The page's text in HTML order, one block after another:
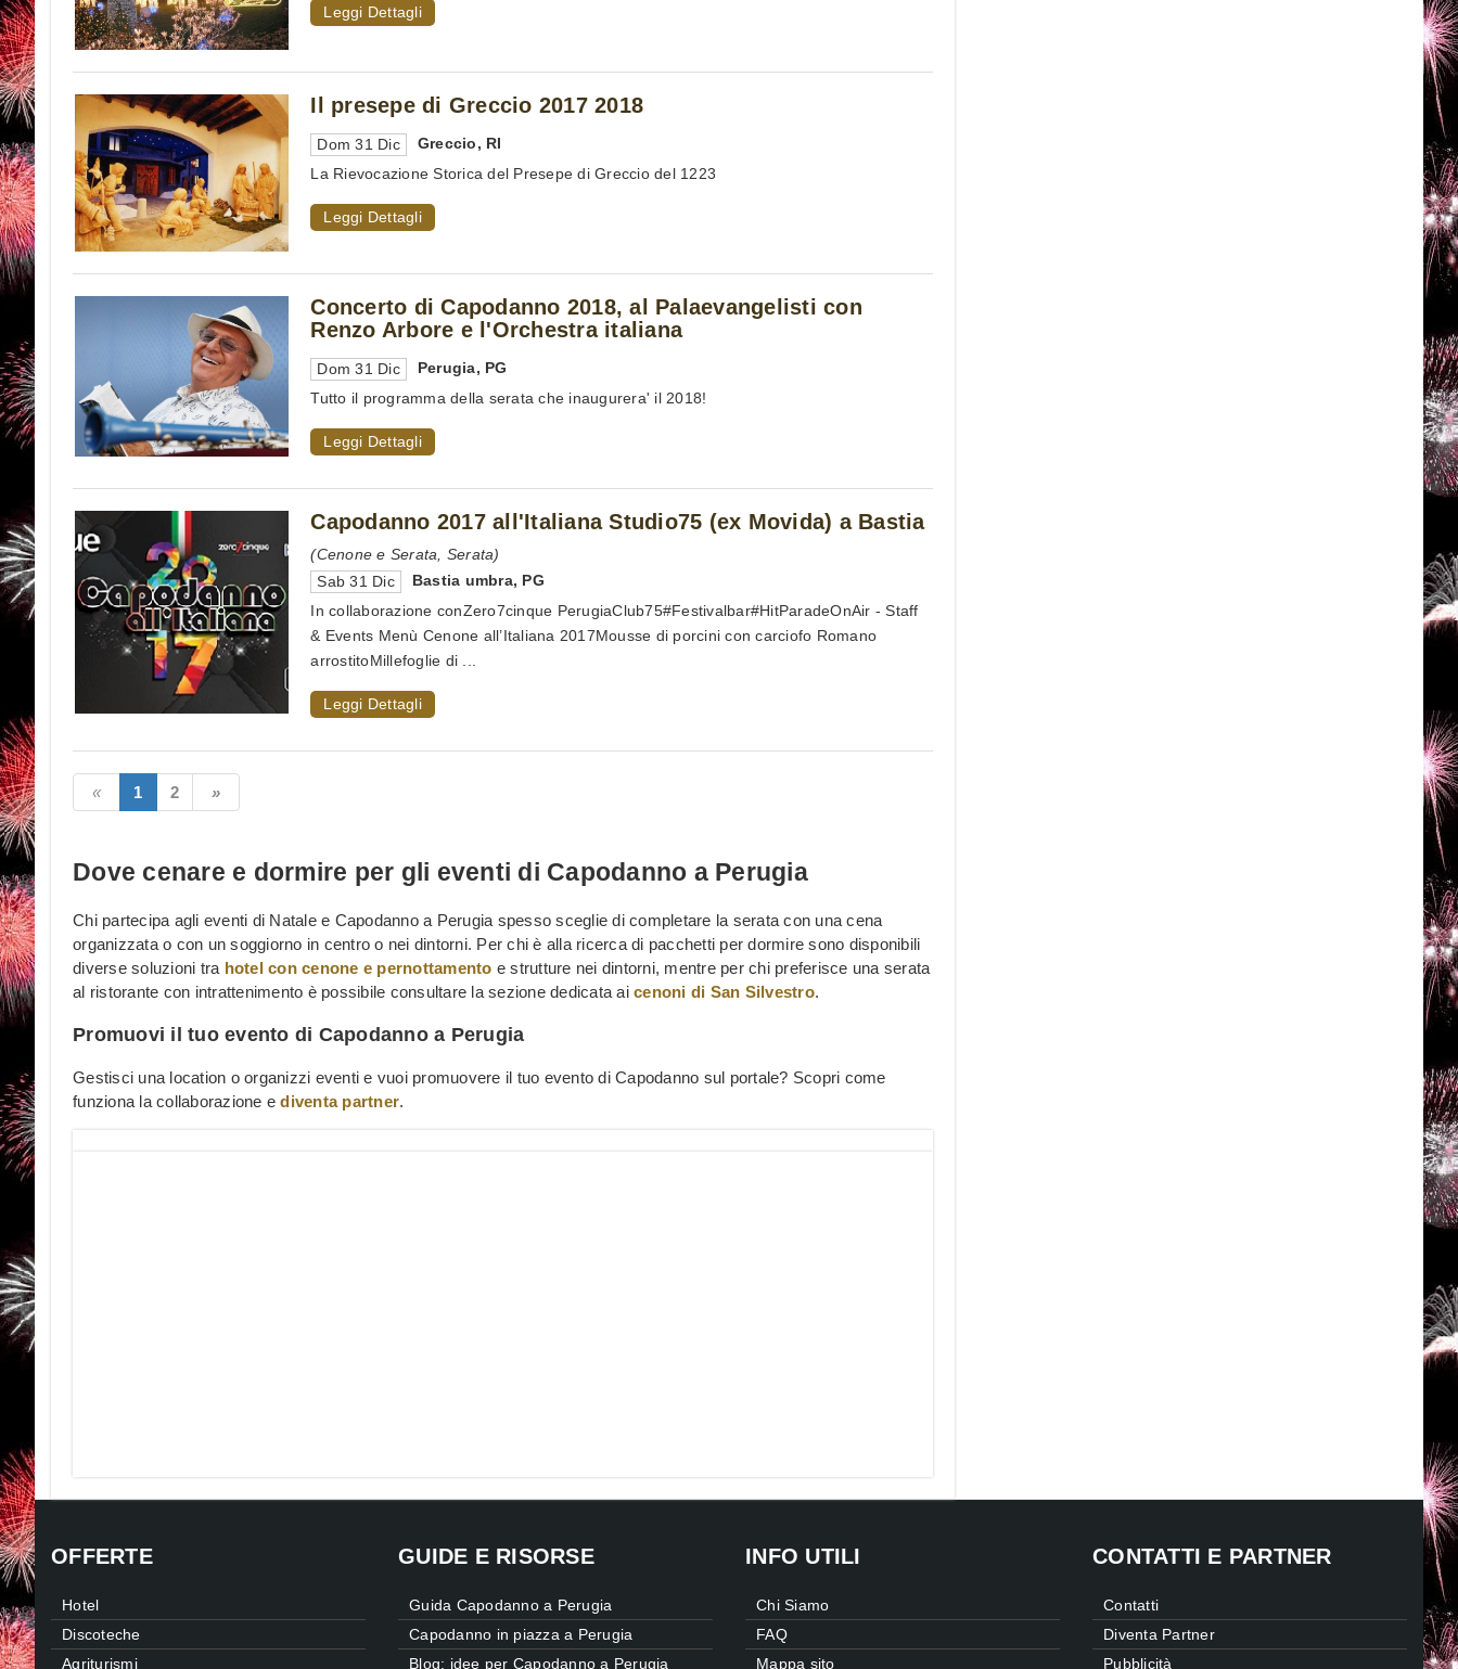
Leggi Dettagli
Il presepe di Greccio 2017 2018
Dom 31 Dic Greccio, RI
La Rievocazione Storica del Presepe di Greccio del 1223
Leggi Dettagli
Concerto di Capodanno 2018, al Palaevangelisti con
Renzo Arbore e l'Orchestra italiana
Dom 31 Dic Perugia, PG
Tutto il programma della serata che inaugurera' il 2018!
Leggi Dettagli
Capodanno 2017 all'Italiana Studio75 (ex Movida) a Bastia
(Cenone e Serata, Serata)
Sab 31 Dic
Bastia umbra, PG
In collaborazione conZero7cinque PerugiaClub75#Festivalbar#HitParadeOnAir - Staff
& Events Menù Cenone all’Italiana 2017Mousse di porcini con carciofo Romano
arrostitoMillefoglie di ...
Leggi Dettagli
1 2
Dove cenare e dormire per gli eventi di Capodanno a Perugia
Chi partecipa agli eventi di Natale e Capodanno a Perugia spesso sceglie di completare la serata con una cena
organizzata o con un soggiorno in centro o nei dintorni. Per chi è alla ricerca di pacchetti per dormire sono disponibili
diverse soluzioni tra hotel con cenone e pernottamento e strutture nei dintorni, mentre per chi preferisce una serata
al ristorante con intrattenimento è possibile consultare la sezione dedicata ai cenoni di San Silvestro.
Promuovi il tuo evento di Capodanno a Perugia
Gestisci una location o organizzi eventi e vuoi promuovere il tuo evento di Capodanno sul portale? Scopri come
funziona la collaborazione ediventa partner.
OFFERTE
Hotel
Discoteche
Agriturismi
GUIDE E RISORSE
Guida Capodanno a Perugia
Capodanno in piazza a Perugia
Blog: idee per Capodanno a Perugia
INFO UTILI
Chi Siamo
FAQ
Mappa sito
CONTATTI E PARTNER
Contatti
Diventa Partner
Pubblicità